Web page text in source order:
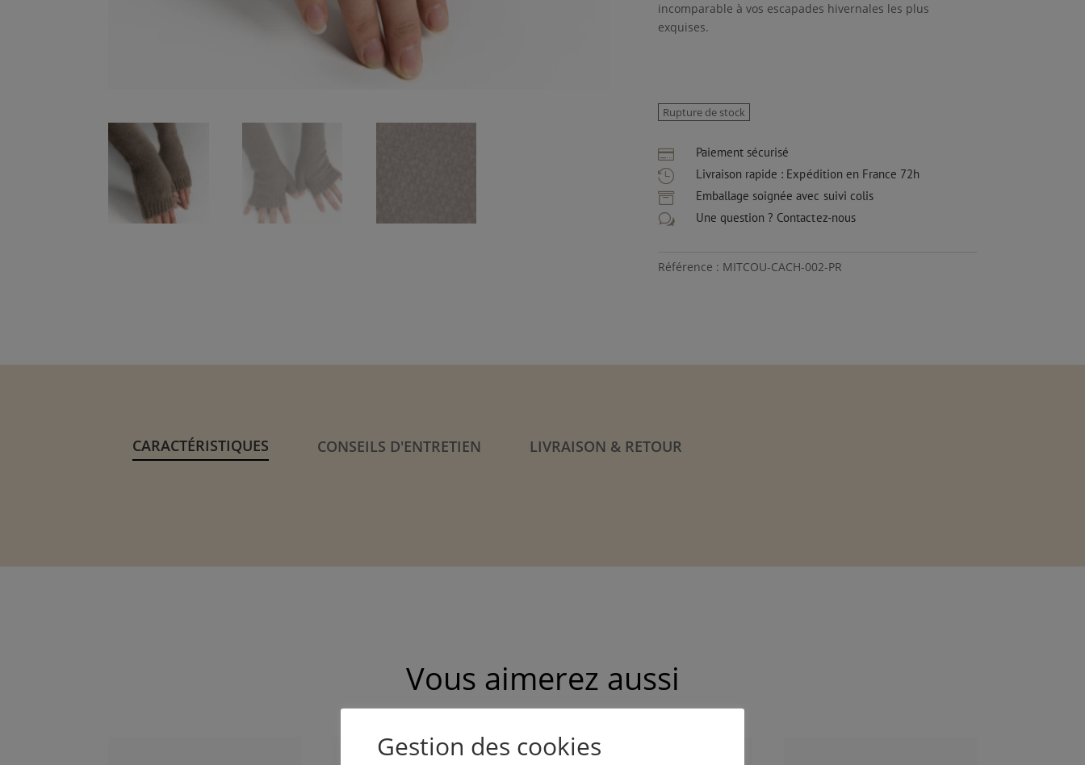
incomparable à vos escapades hivernales les plus
exquises.
Rupture de stock
 Paiement sécurisé
 Livraison rapide : Expédition en France 72h
 Emballage soignée avec suivi colis
w Une question ? Contactez-nous
Référence : MITCOU-CACH-002-PR
CARACTÉRISTIQUES CONSEILS D'ENTRETIEN LIVRAISON & RETOUR
Vous aimerez aussi
Gestion des cookies